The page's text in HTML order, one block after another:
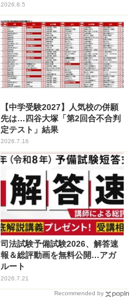
2026.8.5
【中学受験2027】人気校の併願
先は…四谷大塚「第2回合不合判
定テスト」結果
2026.7.16
司法試験予備試験2026、解答速
報＆総評動画を無料公開…アガ
ルート
2026.7.21
Recommended by